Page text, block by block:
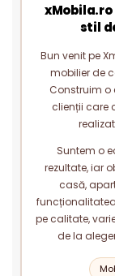
stil
Bun venit pe
mobilier de
Construim o
clienții care
Suntem o
rezultate, iar
casă,
pe calitate,
de la